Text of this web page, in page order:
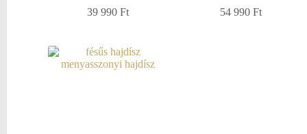
39 990 Ft
54 990 Ft